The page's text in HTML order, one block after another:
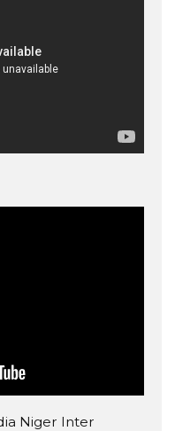
Niger Inter